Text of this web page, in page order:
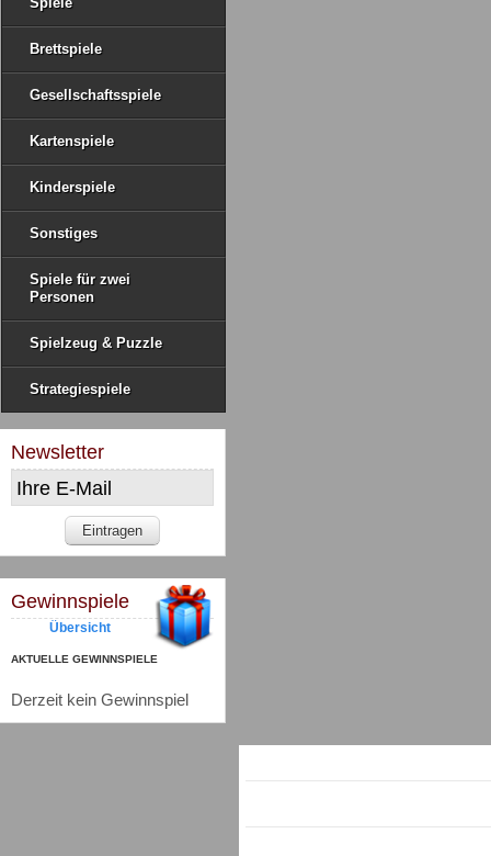
Brettspiele
Gesellschaftsspiele
Kartenspiele
Kinderspiele
Sonstiges
Spiele für zwei
Personen
Spielzeug & Puzzle
Strategiespiele
Newsletter
Gewinnspiele
Übersicht
AKTUELLE GEWINNSPIELE
Derzeit kein Gewinnspiel